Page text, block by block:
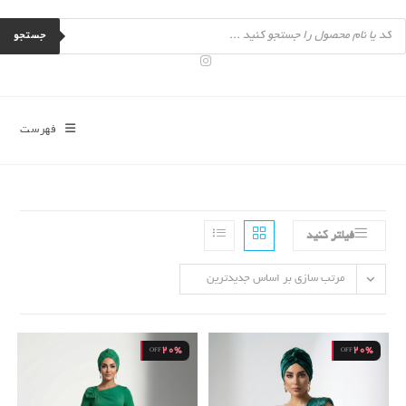
محتوا
Products
search
جستجو
فهرست
فیلتر کنید
مرتب سازی بر اساس جدیدترین
20%
OFF
20%
OFF